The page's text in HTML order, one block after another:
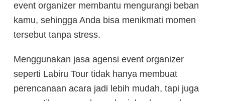
event organizer membantu mengurangi beban
kamu, sehingga Anda bisa menikmati momen
tersebut tanpa stress.
Menggunakan jasa agensi event organizer
seperti Labiru Tour tidak hanya membuat
perencanaan acara jadi lebih mudah, tapi juga